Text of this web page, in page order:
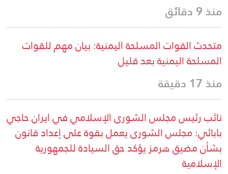
منذ 9 دقائق
متحدث القوات المسلحة اليمنية: بيان مهم للقوات
المسلحة اليمنية بعد قليل
منذ 17 دقيقة
نائب رئيس مجلس الشورى الإسلامي في ايران حاجي
بابائي: مجلس الشورى يعمل بقوة على إعداد قانون
بشأن مضيق هرمز يؤكد حق السيادة للجمهورية
الإسلامية